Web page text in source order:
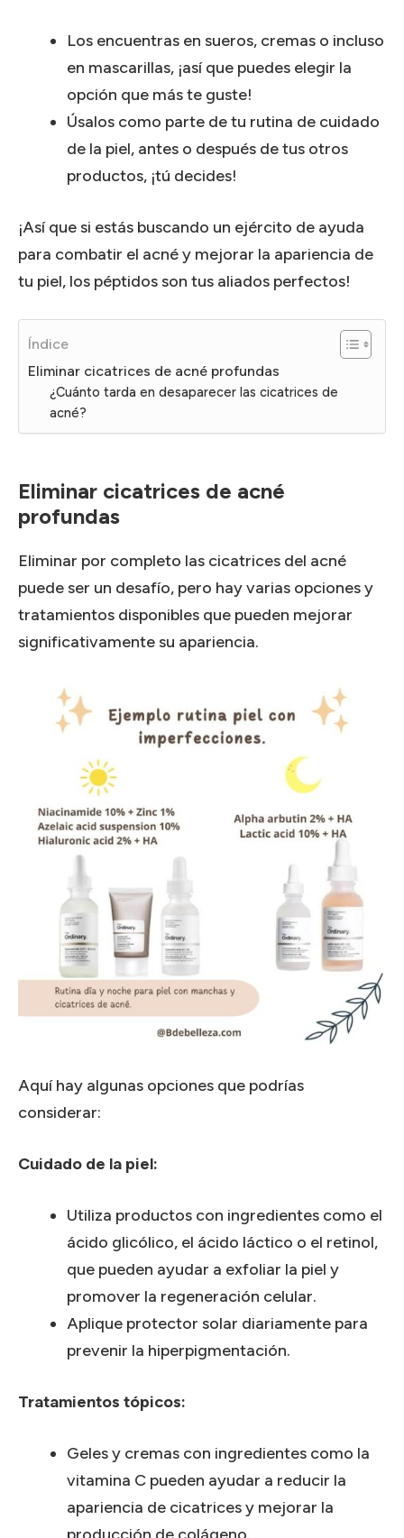
Los encuentras en sueros, cremas o incluso
en mascarillas, ¡así que puedes elegir la
opción que más te guste!
Úsalos como parte de tu rutina de cuidado
de la piel, antes o después de tus otros
productos, ¡tú decides!
¡Así que si estás buscando un ejército de ayuda
para combatir el acné y mejorar la apariencia de
tu piel, los péptidos son tus aliados perfectos!
Índice
Eliminar cicatrices de acné profundas
¿Cuánto tarda en desaparecer las cicatrices de
acné?
Eliminar cicatrices de acné
profundas
Eliminar por completo las cicatrices del acné
puede ser un desafío, pero hay varias opciones y
tratamientos disponibles que pueden mejorar
significativamente su apariencia.
Aquí hay algunas opciones que podrías
considerar:
Cuidado de la piel:
Utiliza productos con ingredientes como el
ácido glicólico, el ácido láctico o el retinol,
que pueden ayudar a exfoliar la piel y
promover la regeneración celular.
Aplique protector solar diariamente para
prevenir la hiperpigmentación.
Tratamientos tópicos:
Geles y cremas con ingredientes como la
vitamina C pueden ayudar a reducir la
apariencia de cicatrices y mejorar la